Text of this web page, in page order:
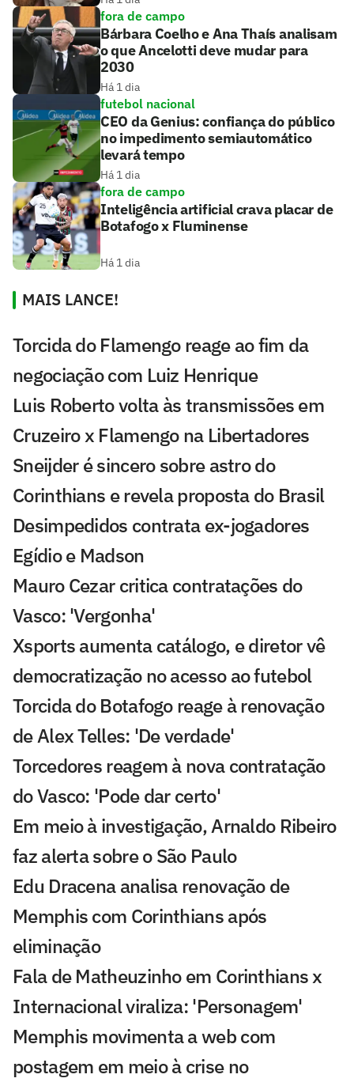
fora de campo
Bárbara Coelho e Ana Thaís analisam
o que Ancelotti deve mudar para
2030
Há 1 dia
futebol nacional
CEO da Genius: confiança do público
no impedimento semiautomático
levará tempo
Há 1 dia
fora de campo
Inteligência artificial crava placar de
Botafogo x Fluminense
Há 1 dia
MAIS LANCE!
Torcida do Flamengo reage ao fim da
negociação com Luiz Henrique
Luis Roberto volta às transmissões em
Cruzeiro x Flamengo na Libertadores
Sneijder é sincero sobre astro do
Corinthians e revela proposta do Brasil
Desimpedidos contrata ex-jogadores
Egídio e Madson
Mauro Cezar critica contratações do
Vasco: 'Vergonha'
Xsports aumenta catálogo, e diretor vê
democratização no acesso ao futebol
Torcida do Botafogo reage à renovação
de Alex Telles: 'De verdade'
Torcedores reagem à nova contratação
do Vasco: 'Pode dar certo'
Em meio à investigação, Arnaldo Ribeiro
faz alerta sobre o São Paulo
Edu Dracena analisa renovação de
Memphis com Corinthians após
eliminação
Fala de Matheuzinho em Corinthians x
Internacional viraliza: 'Personagem'
Memphis movimenta a web com
postagem em meio à crise no